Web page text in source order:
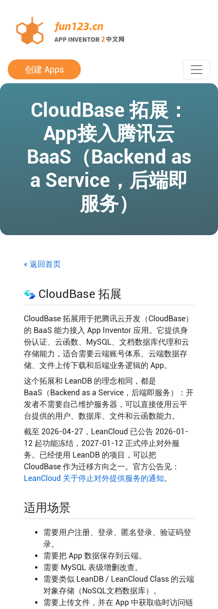
创建 Apps
CloudBase 拓展：
App接入腾讯云
BaaS（Backend as
a Service，后端即
服务）
« 返回首页
CloudBase 拓展
CloudBase 拓展用于把腾讯云开发（CloudBase）
的 BaaS 能力接入 App Inventor 应用。它提供身
份认证、云函数、MySQL、文档数据库代理和云
存储能力，适合需要云端账号体系、云端数据存
储、文件上传下载和后端业务逻辑的 App。
这个拓展和 LeanDB 的理念相同，都是
BaaS（Backend as a Service，后端即服务）：开
发者不需要自己维护服务器，可以直接使用云平
台提供的用户、数据库、文件和云函数能力。
截至 2026-04-27，LeanCloud 已公告 2026-01-
12 起功能冻结，2027-01-12 正式停止对外服
务。已经使用 LeanDB 的项目，可以把
CloudBase 作为迁移方向之一。官方公告见：
LeanCloud 关于停止对外提供服务的通知。
适用场景
需要用户注册、登录、匿名登录、验证码登
录。
需要把 App 数据保存到云端。
需要 MySQL 表级增删改查。
需要类似 LeanDB / LeanCloud Class 的云端
对象存储（NoSQL文档数据库）。
需要上传文件，并在 App 中获取临时访问链